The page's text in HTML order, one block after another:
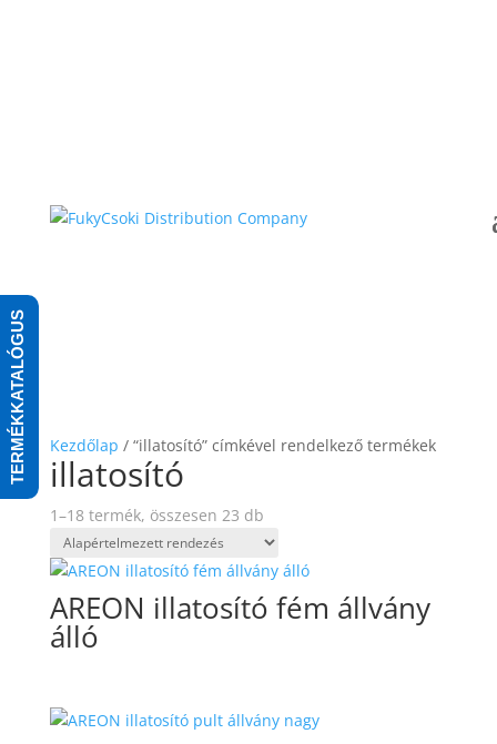
Kezdőlap / “illatosító” címkével rendelkező termékek
illatosító
1–18 termék, összesen 23 db
AREON illatosító fém állvány
álló
TERMÉKKATALÓGUS